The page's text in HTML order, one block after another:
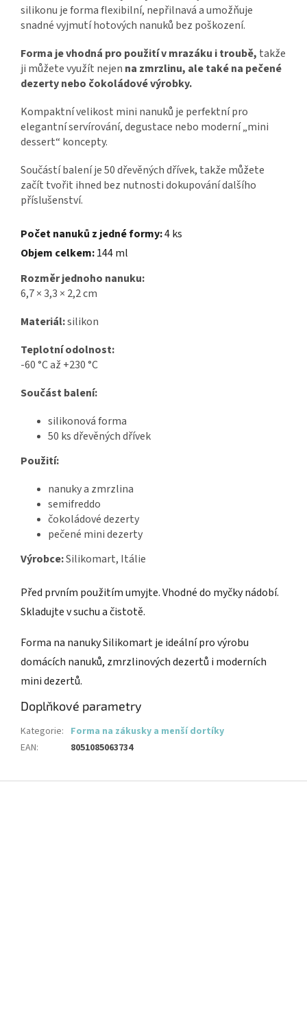
silikonu je forma flexibilní, nepřilnavá a umožňuje
snadné vyjmutí hotových nanuků bez poškození.
Forma je vhodná pro použití v mrazáku i troubě, takže
ji můžete využít nejen na zmrzlinu, ale také na pečené
dezerty nebo čokoládové výrobky.
Kompaktní velikost mini nanuků je perfektní pro
elegantní servírování, degustace nebo moderní „mini
dessert“ koncepty.
Součástí balení je 50 dřevěných dřívek, takže můžete
začít tvořit ihned bez nutnosti dokupování dalšího
příslušenství.
Počet nanuků z jedné formy:4 ks
Objem celkem:144 ml
Rozměr jednoho nanuku:
6,7 × 3,3 × 2,2 cm
Materiál:silikon
Teplotní odolnost:
-60 °C až +230 °C
Součást balení:
silikonová forma
50 ks dřevěných dřívek
Použití:
nanuky a zmrzlina
semifreddo
čokoládové dezerty
pečené mini dezerty
Výrobce:Silikomart, Itálie
Před prvním použitím umyjte. Vhodné do myčky nádobí.
Skladujte v suchu a čistotě.
Forma na nanuky Silikomart je ideální pro výrobu
domácích nanuků, zmrzlinových dezertů i moderních
mini dezertů.
Doplňkové parametry
Kategorie: Forma na zákusky a menší dortíky
EAN: 8051085063734